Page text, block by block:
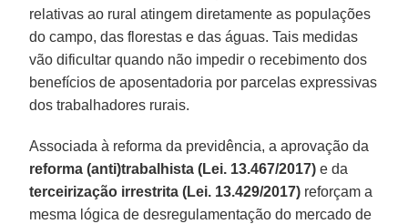
relativas ao rural atingem diretamente as populações
do campo, das florestas e das águas. Tais medidas
vão dificultar quando não impedir o recebimento dos
benefícios de aposentadoria por parcelas expressivas
dos trabalhadores rurais.
Associada à reforma da previdência, a aprovação da
reforma (anti)trabalhista (Lei. 13.467/2017) e da
terceirização irrestrita (Lei. 13.429/2017) reforçam a
mesma lógica de desregulamentação do mercado de